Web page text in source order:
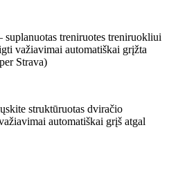
treniruotes treniruokliui
važiavimai automatiškai grįžta
Strava)
struktūruotas dviračio
automatiškai grįš atgal